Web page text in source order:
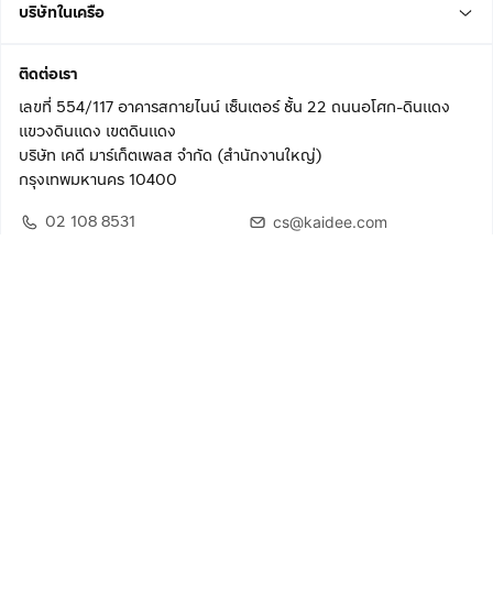
บริษัทในเครือ
ติดต่อเรา
เลขที่ 554/117 อาคารสกายไนน์ เซ็นเตอร์ ชั้น 22 ถนนอโศก-ดินแดง
แขวงดินแดง เขตดินแดง
บริษัท เคดี มาร์เก็ตเพลส จำกัด (สำนักงานใหญ่)
กรุงเทพมหานคร 10400
02 108 8531
cs@kaidee.com